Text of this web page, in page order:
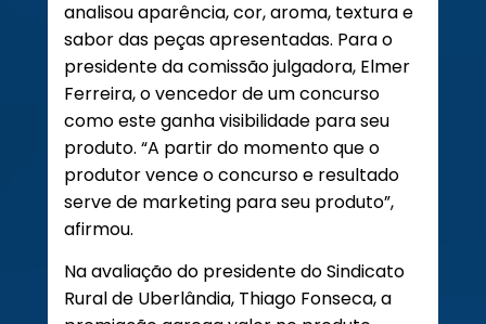
analisou aparência, cor, aroma, textura e
sabor das peças apresentadas. Para o
presidente da comissão julgadora, Elmer
Ferreira, o vencedor de um concurso
como este ganha visibilidade para seu
produto. “A partir do momento que o
produtor vence o concurso e resultado
serve de marketing para seu produto”,
afirmou.
Na avaliação do presidente do Sindicato
Rural de Uberlândia, Thiago Fonseca, a